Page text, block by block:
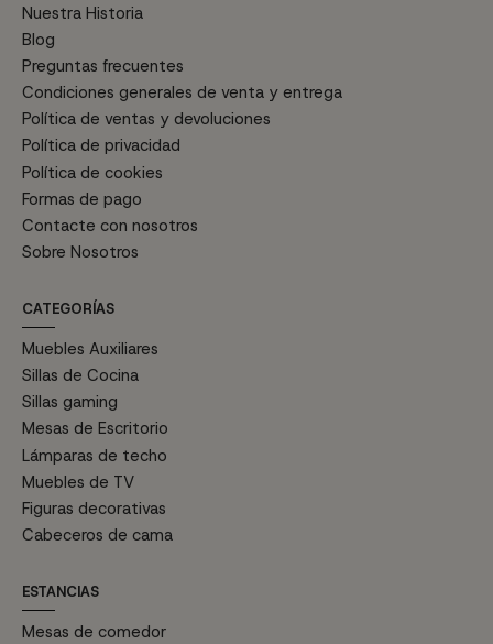
Nuestra Historia
Blog
Preguntas frecuentes
Condiciones generales de venta y entrega
Política de ventas y devoluciones
Política de privacidad
Política de cookies
Formas de pago
Contacte con nosotros
Sobre Nosotros
CATEGORÍAS
Muebles Auxiliares
Sillas de Cocina
Sillas gaming
Mesas de Escritorio
Lámparas de techo
Muebles de TV
Figuras decorativas
Cabeceros de cama
ESTANCIAS
Mesas de comedor